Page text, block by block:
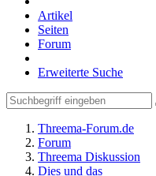
Artikel
Seiten
Forum
Erweiterte Suche
Threema-Forum.de
Forum
Threema Diskussion
Dies und das